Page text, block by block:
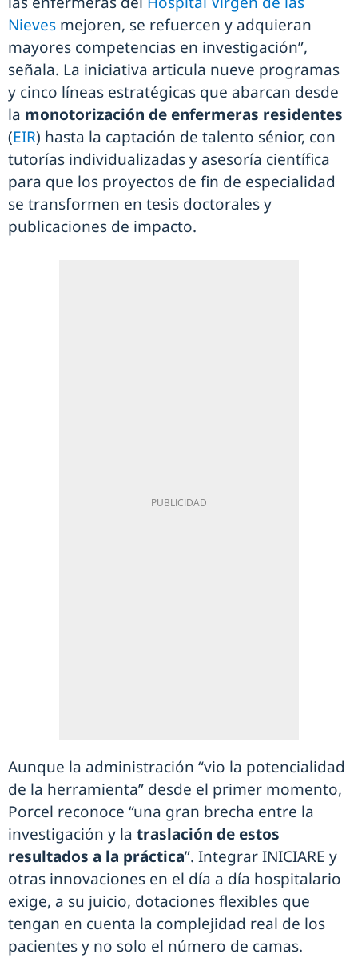
Nieves mejoren, se refuercen y adquieran
mayores competencias en investigación”,
señala. La iniciativa articula nueve programas
y cinco líneas estratégicas que abarcan desde
la monotorización de enfermeras residentes
(EIR) hasta la captación de talento sénior, con
tutorías individualizadas y asesoría científica
para que los proyectos de fin de especialidad
se transformen en tesis doctorales y
publicaciones de impacto.
Aunque la administración “vio la potencialidad
de la herramienta” desde el primer momento,
Porcel reconoce “una gran brecha entre la
investigación y la traslación de estos
resultados a la práctica”. Integrar INICIARE y
otras innovaciones en el día a día hospitalario
exige, a su juicio, dotaciones flexibles que
tengan en cuenta la complejidad real de los
pacientes y no solo el número de camas.